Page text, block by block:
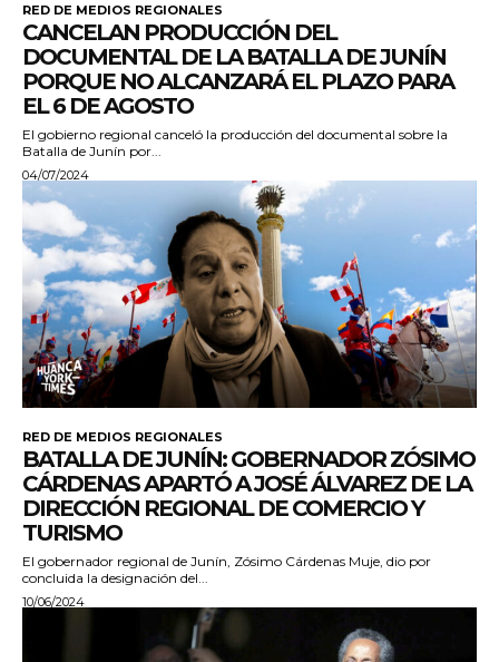
RED DE MEDIOS REGIONALES
CANCELAN PRODUCCIÓN DEL
DOCUMENTAL DE LA BATALLA DE JUNÍN
PORQUE NO ALCANZARÁ EL PLAZO PARA
EL 6 DE AGOSTO
El gobierno regional canceló la producción del documental sobre la
Batalla de Junín por...
04/07/2024
RED DE MEDIOS REGIONALES
BATALLA DE JUNÍN: GOBERNADOR ZÓSIMO
CÁRDENAS APARTÓ A JOSÉ ÁLVAREZ DE LA
DIRECCIÓN REGIONAL DE COMERCIO Y
TURISMO
El gobernador regional de Junín, Zósimo Cárdenas Muje, dio por
concluida la designación del...
10/06/2024